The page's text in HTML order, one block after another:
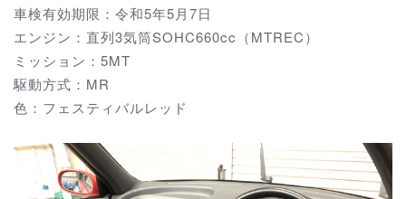
車検有効期限：令和5年5月7日
エンジン：直列3気筒SOHC660cc（MTREC）
ミッション：5MT
駆動方式：MR
色：フェスティバルレッド